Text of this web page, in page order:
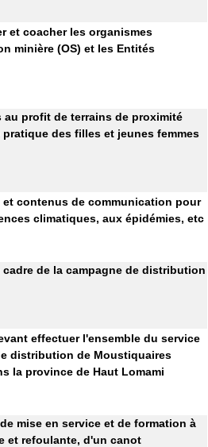
et coacher les organismes
minière (OS) et les Entités
profit de terrains de proximité
des filles et jeunes femmes
contenus de communication pour
climatiques, aux épidémies, etc
de la campagne de distribution
effectuer l'ensemble du service
distribution de Moustiquaires
la province de Haut Lomami
mise en service et de formation à
et refoulante, d'un canot